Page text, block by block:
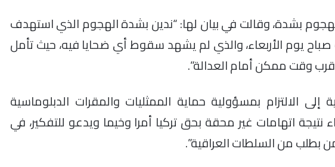
الهجوم بشدة، وقالت في بيان لها: “ندين بشدة الهجوم الذي استهدف
يوم الأربعاء، والذي لم يشهد سقوط أي ضحايا فيه، حيث تأمل
وقت ممكن أمام العدالة”.
الالتزام بمسؤولية حماية الممثليات والمقرات الدبلوماسية
نتيجة اتهامات غير محقة بحق تركيا أمرا وخيما ويدعو للتفكير، في
بطلب من السلطات العراقية”.